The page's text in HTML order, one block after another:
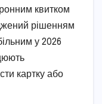
квитком
рішенням
у 2026
картку або